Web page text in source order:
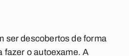
ser descobertos de forma
fazer o autoexame. A